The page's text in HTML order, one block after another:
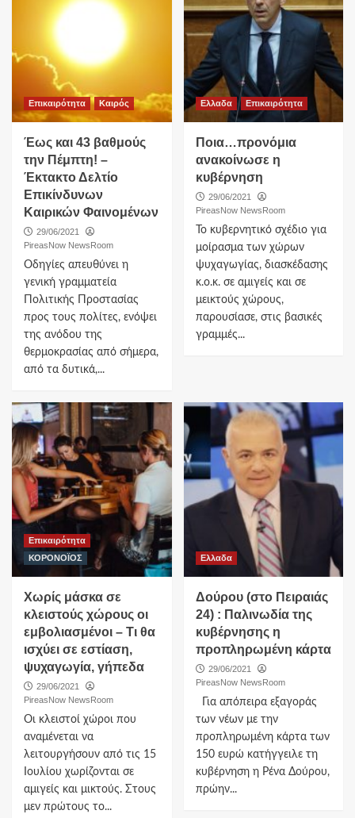
Επικαιρότητα Καιρός
Έως και 43 βαθμούς
την Πέμπτη! –
Έκτακτο Δελτίο
Επικίνδυνων
Καιρικών Φαινομένων
29/06/2021
PireasNow NewsRoom
Οδηγίες απευθύνει η
γενική γραμματεία
Πολιτικής Προστασίας
προς τους πολίτες, ενόψει
της ανόδου της
θερμοκρασίας από σήμερα,
από τα δυτικά,...
Ελλαδα Επικαιρότητα
Ποια…προνόμια
ανακοίνωσε η
κυβέρνηση
29/06/2021
PireasNow NewsRoom
Το κυβερνητικό σχέδιο για
μοίρασμα των χώρων
ψυχαγωγίας, διασκέδασης
κ.ο.κ. σε αμιγείς και σε
μεικτούς χώρους,
παρουσίασε, στις βασικές
γραμμές...
Επικαιρότητα
ΚΟΡΟΝΟΪΟΣ
Χωρίς μάσκα σε
κλειστούς χώρους οι
εμβολιασμένοι – Τι θα
ισχύει σε εστίαση,
ψυχαγωγία, γήπεδα
29/06/2021
PireasNow NewsRoom
Οι κλειστοί χώροι που
αναμένεται να
λειτουργήσουν από τις 15
Ιουλίου χωρίζονται σε
αμιγείς και μικτούς. Στους
μεν πρώτους το...
Ελλαδα
Δούρου (στο Πειραιάς
24) : Παλινωδία της
κυβέρνησης η
προπληρωμένη κάρτα
29/06/2021
PireasNow NewsRoom
Για απόπειρα εξαγοράς
των νέων με την
προπληρωμένη κάρτα των
150 ευρώ κατήγγειλε τη
κυβέρνηση η Ρένα Δούρου,
πρώην...